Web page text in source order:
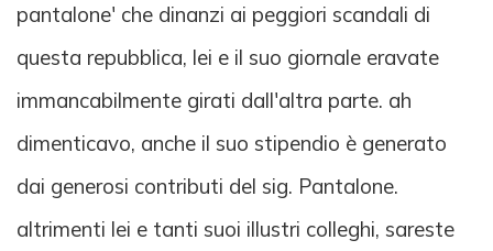
pantalone' che dinanzi ai peggiori scandali di
questa repubblica, lei e il suo giornale eravate
immancabilmente girati dall'altra parte. ah
dimenticavo, anche il suo stipendio è generato
dai generosi contributi del sig. Pantalone.
altrimenti lei e tanti suoi illustri colleghi, sareste